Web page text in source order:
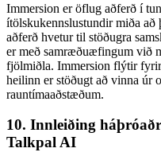
Immersion er öflug aðferð í
ítölskukennslustundir miða að
aðferð hvetur til stöðugra
er með samræðuæfingum við
fjölmiðla. Immersion flýtir
heilinn er stöðugt að vinna úr
rauntímaaðstæðum.
10. Innleiðing
Talkpal AI